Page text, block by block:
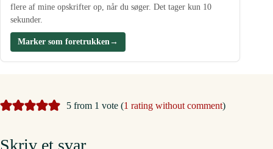
flere af mine opskrifter op, når du søger. Det tager kun 10
sekunder.
Marker som foretrukken→
5 from 1 vote (1 rating without comment)
Skriv et svar